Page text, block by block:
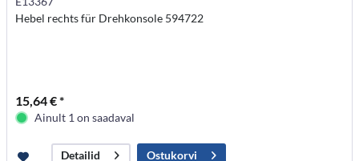
Hebel rechts für Drehkonsole 594722
15,64 € *
Ainult 1 on saadaval
Detailid Ostukorvi